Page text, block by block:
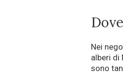
Nei
alberi di
sono